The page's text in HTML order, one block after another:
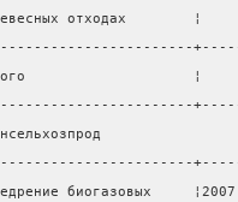
отходах
¦
биогазовых